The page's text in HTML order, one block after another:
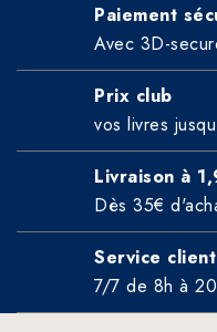
Paiement
Avec 3D-
Prix club
vos livres
Livraison à
Dès 35€
Service client
7/7 de 8h à